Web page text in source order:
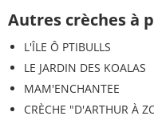
Autres crèches à
L'ÎLE Ô PTIBULLS
LE JARDIN DES KOALAS
MAM'ENCHANTEE
CRÈCHE "D'ARTHUR À